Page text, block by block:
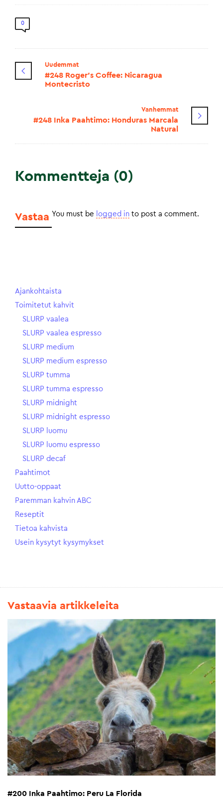
0
Uudemmat
#248 Roger's Coffee: Nicaragua
Montecristo
Vanhemmat
#248 Inka Paahtimo: Honduras Marcala
Natural
Kommentteja (0)
Vastaa You must be logged in to post a comment.
Ajankohtaista
Toimitetut kahvit
SLURP vaalea
SLURP vaalea espresso
SLURP medium
SLURP medium espresso
SLURP tumma
SLURP tumma espresso
SLURP midnight
SLURP midnight espresso
SLURP luomu
SLURP luomu espresso
SLURP decaf
Paahtimot
Uutto-oppaat
Paremman kahvin ABC
Reseptit
Tietoa kahvista
Usein kysytyt kysymykset
Vastaavia artikkeleita
#200 Inka Paahtimo: Peru La Florida